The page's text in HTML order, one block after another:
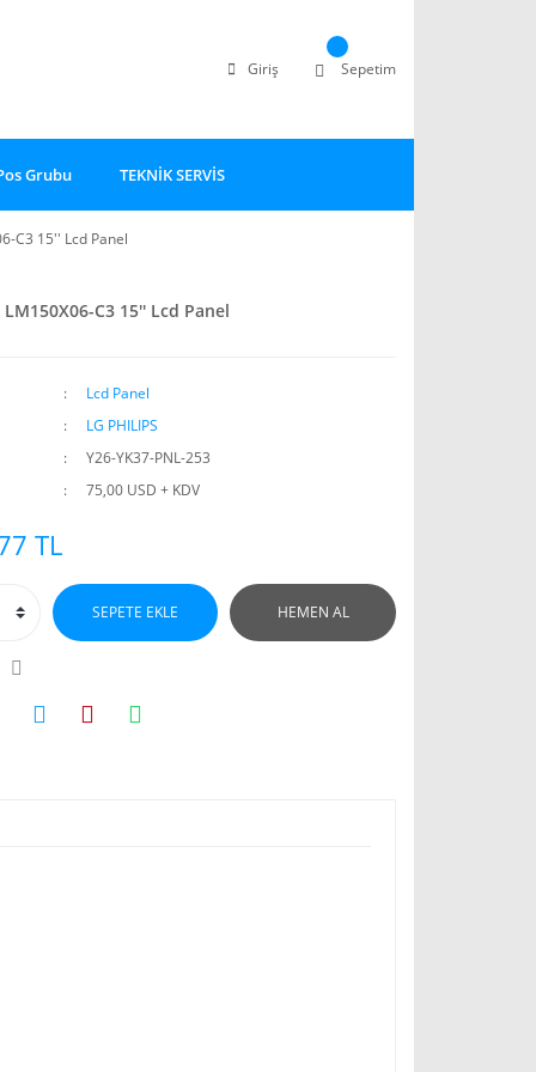
Giriş Sepetim
Grubu TEKNİK SERVİS
C3 15'' Lcd Panel
C3 15'' Lcd Panel
Lcd Panel
LG PHILIPS
Y26-YK37-PNL-253
75,00 USD + KDV
TL
SEPETE EKLE HEMEN AL